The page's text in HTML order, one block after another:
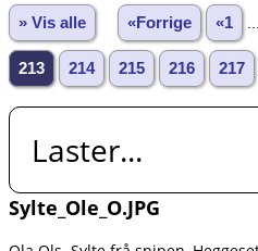
» Vis alle «Forrige «1
213 214 215 216 217
Laster...
Sylte_Ole_O.JPG